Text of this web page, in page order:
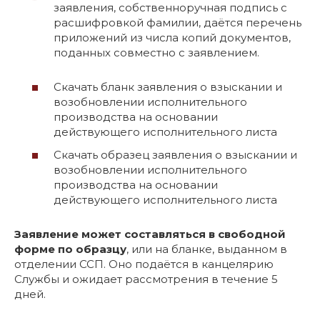
заявления, собственноручная подпись с
расшифровкой фамилии, даётся перечень
приложений из числа копий документов,
поданных совместно с заявлением.
Скачать бланк заявления о взыскании и
возобновлении исполнительного
производства на основании
действующего исполнительного листа
Скачать образец заявления о взыскании и
возобновлении исполнительного
производства на основании
действующего исполнительного листа
Заявление может составляться в свободной
форме по образцу, или на бланке, выданном в
отделении ССП. Оно подаётся в канцелярию
Службы и ожидает рассмотрения в течение 5
дней.